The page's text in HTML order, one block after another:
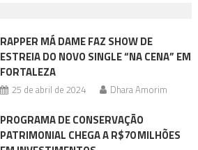
RAPPER MÁ DAME FAZ SHOW DE
ESTREIA DO NOVO SINGLE “NA CENA” EM
FORTALEZA
25 de abril de 2024 Dhara Amorim
PROGRAMA DE CONSERVAÇÃO
PATRIMONIAL CHEGA A R$70 MILHÕES